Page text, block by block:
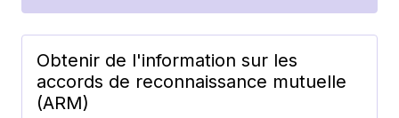
Obtenir de l'information sur les
accords de reconnaissance mutuelle
(ARM)